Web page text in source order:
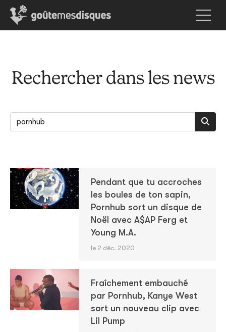
Rechercher dans les news
Pendant que tu accroches
les boules de ton sapin,
Pornhub sort un disque de
Noël avec A$AP Ferg et
Young M.A.
le 2 déc. 2020
Fraîchement embauché
par Pornhub, Kanye West
sort un nouveau clip avec
Lil Pump